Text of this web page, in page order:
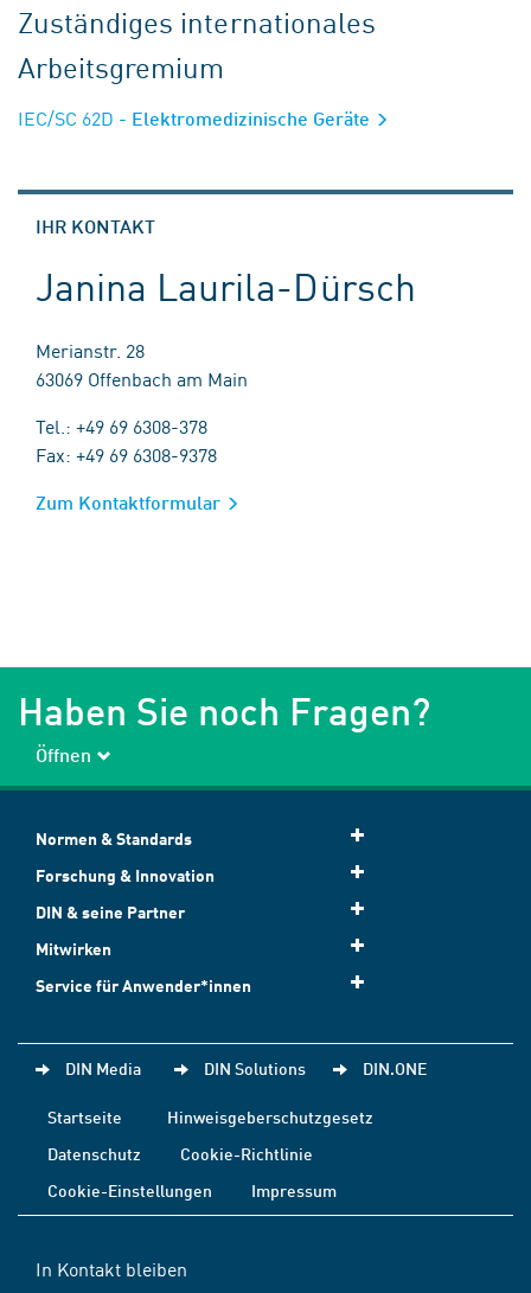
Zuständiges internationales
Arbeitsgremium
IEC/SC 62D - Elektromedizinische Geräte
IHR KONTAKT
Janina Laurila-Dürsch
Merianstr. 28
63069 Offenbach am Main
Tel.: +49 69 6308-378
Fax: +49 69 6308-9378
Zum Kontaktformular
Haben Sie noch Fragen?
Öffnen
Normen & Standards
Forschung & Innovation
DIN & seine Partner
Mitwirken
Service für Anwender*innen
DIN Media DIN Solutions DIN.ONE
Startseite
Hinweisgeberschutzgesetz
Datenschutz
Cookie-Richtlinie
Cookie-Einstellungen
Impressum
In Kontakt bleiben